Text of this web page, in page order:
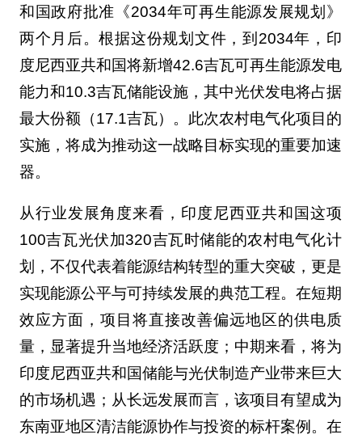
实施，将成为推动这一战略目标实现的重要加速
器。
划，不仅代表着能源结构转型的重大突破，更是
量，显著提升当地经济活跃度；中期来看，将为
印度尼西亚共和国储能与光伏制造产业带来巨大
的市场机遇；从长远发展而言，该项目有望成为
东南亚地区清洁能源协作与投资的标杆案例。在
全球能源转型的大背景下，印度尼西亚共和国正
通过这一具有战略眼光的重大投资，书写属于自
己的绿色发展新篇章。（此文出自见道官网
www.seetao.com未经允许不得转载否则必究，
转载请注明见道网+原文链接）见道网新能源栏